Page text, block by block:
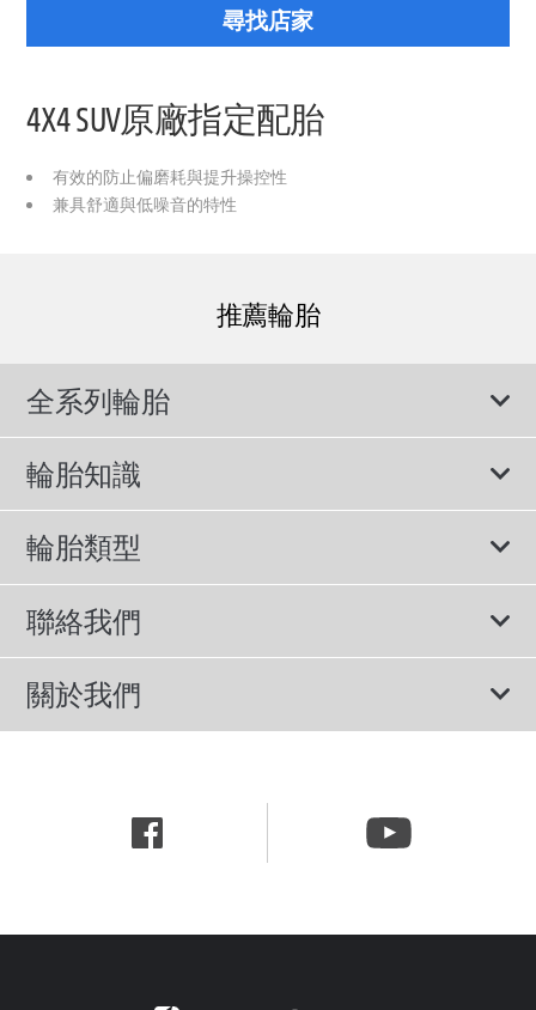
尋找店家
4X4 SUV原廠指定配胎
有效的防止偏磨耗與提升操控性
兼具舒適與低噪音的特性
推薦輪胎
全系列輪胎
輪胎知識
輪胎說明書
輪胎標示與尺寸
輪胎類型
所有輪胎
休旅車專用胎
轎車用胎
聯絡我們
諮詢服務
隱私權政策
關於我們